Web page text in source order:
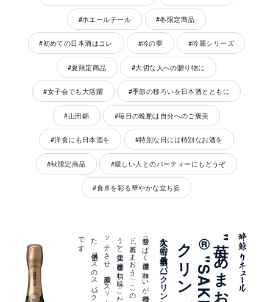
#ホエールテール #冬限定商品
#初めての日本酒はコレ #吟の夢 #吟麗シリーズ
#夏限定商品 #大切な人への贈り物に
#女子会でも大活躍 #季節の移ろいを日本酒とともに
#山田錦 #毎日の晩酌は自分へのご褒美
#洋食にも日本酒を #特別な日には特別なお酒を
#秋限定商品 #親しい人とのパーティーにもどうぞ
#食卓を彩る華やかな立ち姿
苺"
あ
ま
お
う
®
"
S
A
K
E
ス
パ
ー
ク
リ
ン
グ
。